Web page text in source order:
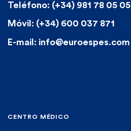
Teléfono: (+34) 981 78 05 05
Móvil: (+34) 600 037 871
E-mail: info@euroespes.com
CENTRO MÉDICO